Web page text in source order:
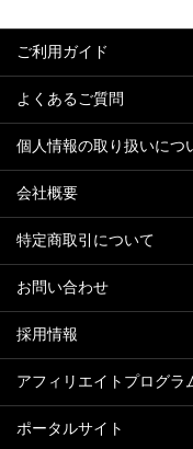
ご利用ガイド
よくあるご質問
個人情報の取り扱いにつ
会社概要
特定商取引について
お問い合わせ
採用情報
アフィリエイトプログラ
ポータルサイト